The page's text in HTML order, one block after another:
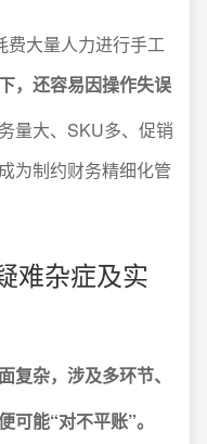
费大量人力进行手工
，还容易因操作失误
量大、SKU多、促销
为制约财务精细化管
难杂症及实
复杂，涉及多环节、
能“对不平账”。